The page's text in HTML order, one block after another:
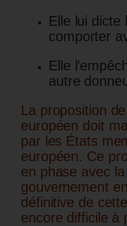
Elle lui dicte
comporter
Elle
autre
La proposition
européen doit
par les États
européen. Ce
en phase avec
gouvernement
définitive de
encore difficile à